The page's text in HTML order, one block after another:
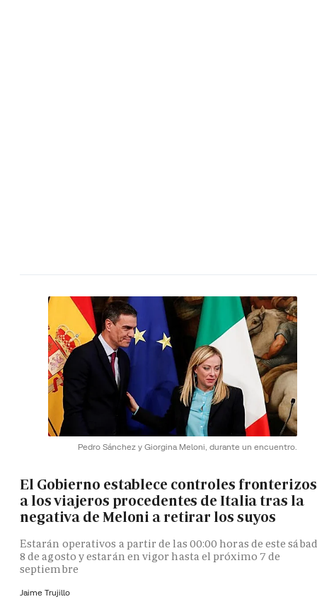
Pedro Sánchez y Giorgina Meloni, durante un encuentro.
El Gobierno establece controles fronterizos
a los viajeros procedentes de Italia tras la
negativa de Meloni a retirar los suyos
Estarán operativos a partir de las 00:00 horas de este
8 de agosto y estarán en vigor hasta el próximo 7 de
septiembre
Jaime Trujillo